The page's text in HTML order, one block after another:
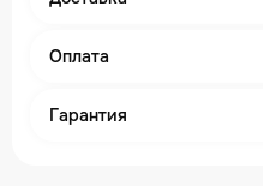
Оплата
Гарантия